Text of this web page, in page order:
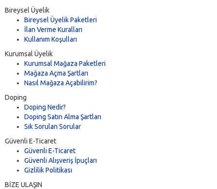
Bireysel Üyelik
Bireysel Üyelik Paketleri
İlan Verme Kuralları
Kullanım Koşulları
Kurumsal Üyelik
Kurumsal Mağaza Paketleri
Mağaza Açma Şartları
Nasıl Mağaza Açabilirim?
Doping
Doping Nedir?
Doping Satın Alma Şartları
Sık Sorulan Sorular
Güvenli E-Ticaret
Güvenli E-Ticaret
Güvenli Alışveriş İpuçları
Gizlilik Politikası
BİZE ULAŞIN